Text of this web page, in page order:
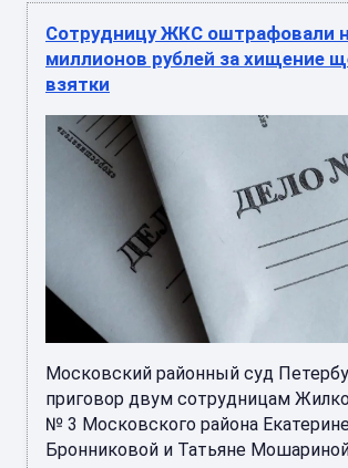
Сотрудницу ЖКС оштрафовали
миллионов рублей за хищение
взятки
Московский районный суд
приговор двум сотрудницам
№ 3 Московского района
Бронниковой и Татьяне Мошариной